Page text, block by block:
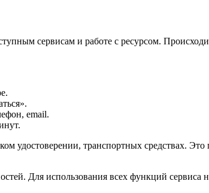
сервисам и работе с ресурсом.
email.
удостоверении, транспортных средствах. Это
Для использования всех функций сервиса